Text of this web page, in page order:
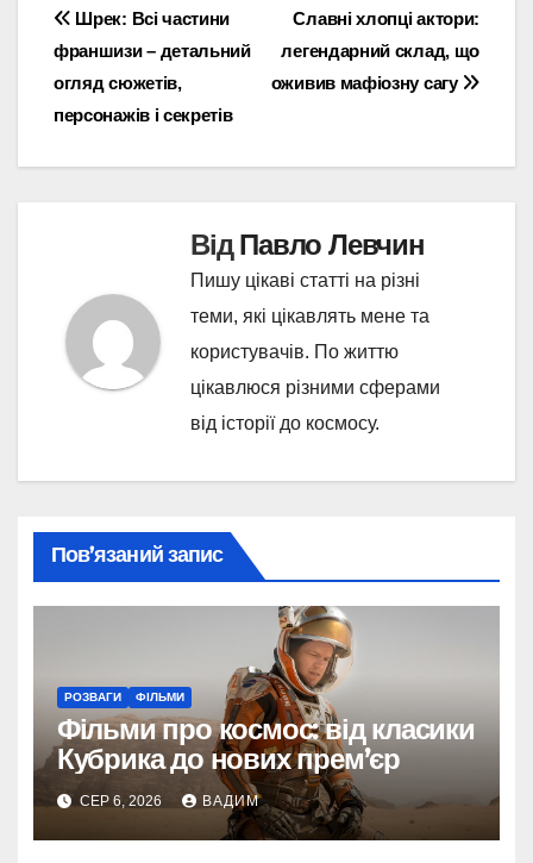
Навігація
записів
Славні хлопці актори:
легендарний склад, що
оживив мафіозну сагу
Шрек: Всі частини
франшизи – детальний
огляд сюжетів,
персонажів і секретів
ВідПавло Левчин
Пишу цікаві статті на різні
теми, які цікавлять мене та
користувачів. По життю
цікавлюся різними сферами
від історії до космосу.
Пов’язаний запис
РОЗВАГИ ФІЛЬМИ
Фільми про космос: від класики
Кубрика до нових прем’єр
СЕР 6, 2026 ВАДИМ